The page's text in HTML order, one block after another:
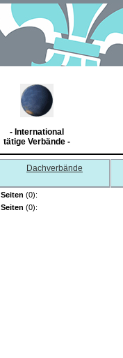
- International
tätige Verbände -
Dachverbände
Seiten (0):
Seiten (0):